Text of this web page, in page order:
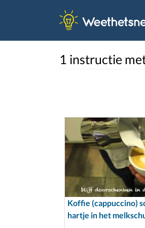
1 instructie
Koffie (cappuccino)
hartje in het